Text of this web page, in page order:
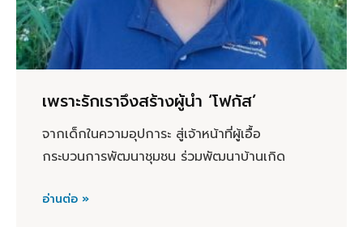
เพราะรักเราจึงสร้างผู้นำ ‘โฟกัส’
จากเด็กในความอุปการะ สู่เจ้าหน้าที่ผู้เอื้อ
กระบวนการพัฒนาชุมชน ร่วมพัฒนาบ้านเกิด
อ่านต่อ »